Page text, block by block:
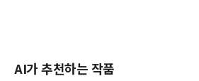
AI가 추천하는 작품